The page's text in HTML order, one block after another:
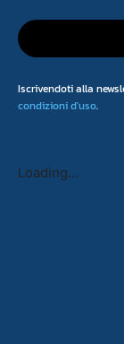
Iscrivendoti alla
condizioni d'uso.
Loading...